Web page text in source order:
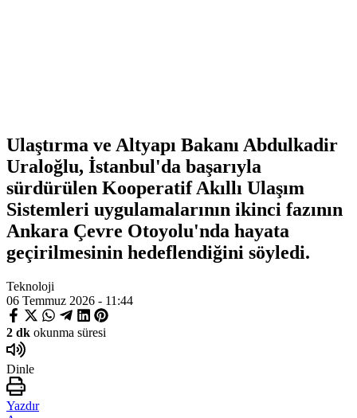
Ulaştırma ve Altyapı Bakanı Abdulkadir
Uraloğlu, İstanbul'da başarıyla
sürdürülen Kooperatif Akıllı Ulaşım
Sistemleri uygulamalarının ikinci fazının
Ankara Çevre Otoyolu'nda hayata
geçirilmesinin hedeflendiğini söyledi.
Teknoloji
06 Temmuz 2026 - 11:44
2 dk okunma süresi
Dinle
Yazdır